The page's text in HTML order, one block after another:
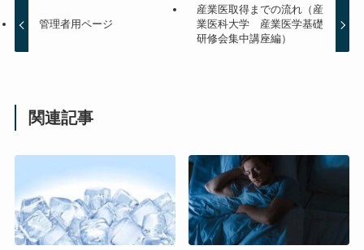
管理者用ページ
産業医取得までの流れ（産
業医科大学 産業医学基礎
研修会集中講座編）
関連記事